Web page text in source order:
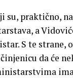
su, praktično,
a
S te strane,
da će